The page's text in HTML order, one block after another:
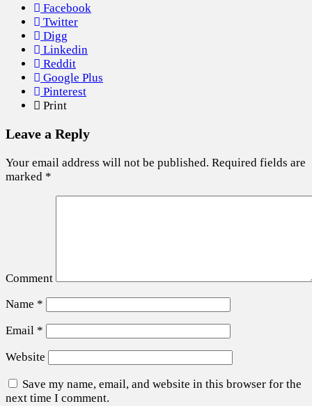
Facebook
Twitter
Digg
Linkedin
Reddit
Google Plus
Pinterest
Print
Leave a Reply
Your email address will not be published. Required fields are
marked *
Comment
Name *
Email *
Website
Save my name, email, and website in this browser for the
next time I comment.